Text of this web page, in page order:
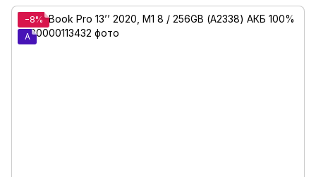
−8%
A